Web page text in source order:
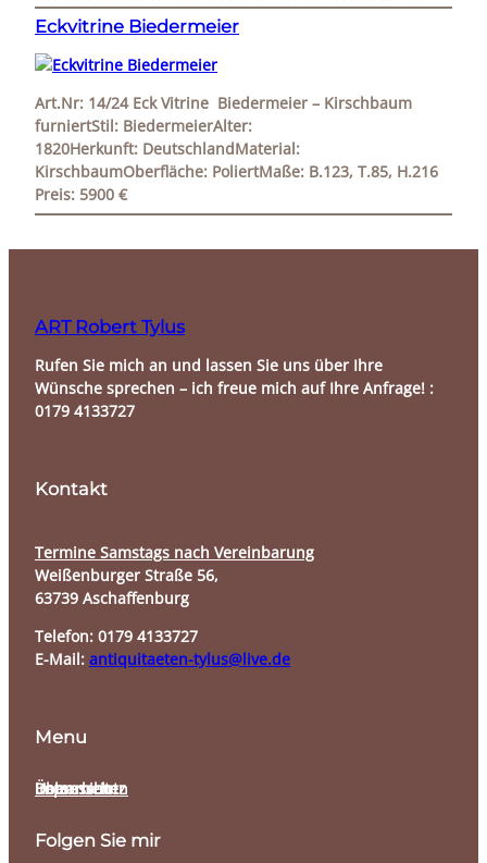
Eckvitrine Biedermeier
Art.Nr: 14/24 Eck Vitrine Biedermeier – Kirschbaum
furniertStil: BiedermeierAlter:
1820Herkunft: DeutschlandMaterial:
KirschbaumOberfläche: PoliertMaße: B.123, T.85, H.216
Preis: 5900 €
ART Robert Tylus
Rufen Sie mich an und lassen Sie uns über Ihre
Wünsche sprechen – ich freue mich auf Ihre Anfrage! :
0179 4133727
Kontakt
Termine Samstags nach Vereinbarung​
Weißenburger Straße 56,
63739 Aschaffenburg
Telefon: 0179 4133727
E-Mail: antiquitaeten-tylus@live.de
Menu
Über mich
Holzarbeiten
Datenschutz
Impressum
Folgen Sie mir